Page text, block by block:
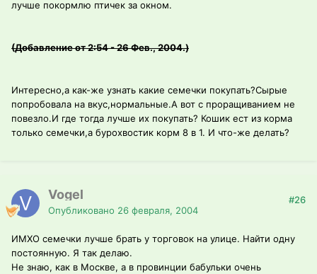
лучше покормлю птичек за окном.
(Добавление от 2:54 - 26 Фев., 2004.)
Интересно,а как-же узнать какие семечки покупать?Сырые
попробовала на вкус,нормальные.А вот с проращиванием не
повезло.И где тогда лучше их покупать? Кошик ест из корма
только семечки,а бурохвостик корм 8 в 1. И что-же делать?
Vogel
Опубликовано 26 февраля, 2004
#26
ИМХО семечки лучше брать у торговок на улице. Найти одну
постоянную. Я так делаю.
Не знаю, как в Москве, а в провинции бабульки очень